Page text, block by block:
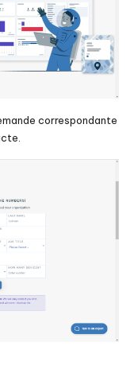
correspondante